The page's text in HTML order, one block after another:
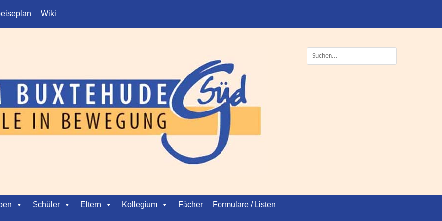
Wiki
Suche
nach:
Schüler Eltern Kollegium Fächer Formulare / Listen